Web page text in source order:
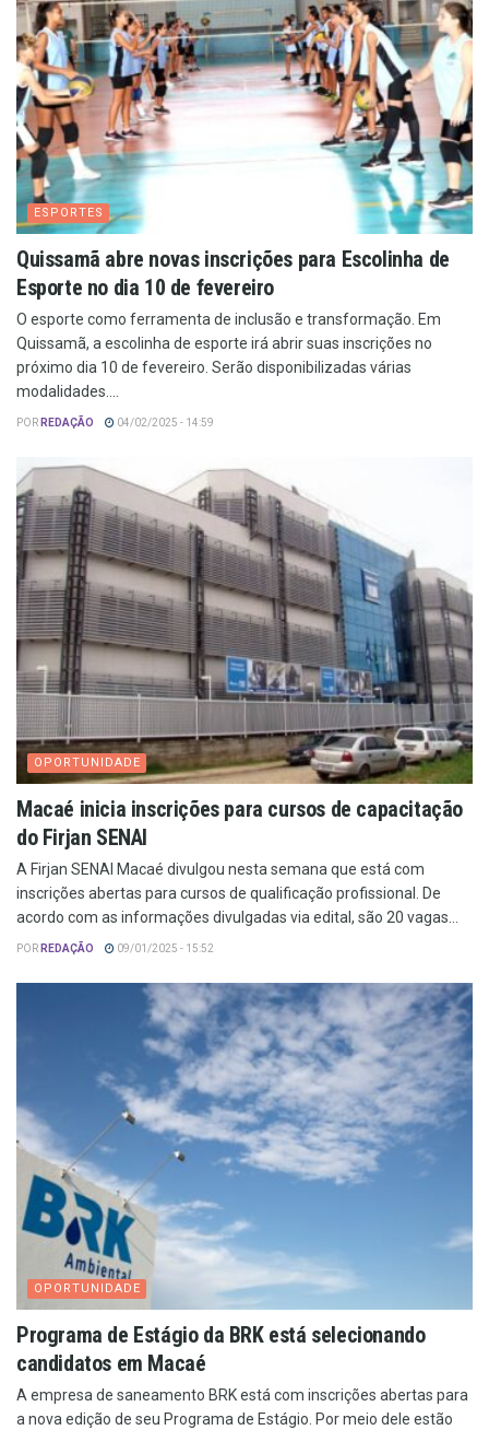
ESPORTES
Quissamã abre novas inscrições para Escolinha de
Esporte no dia 10 de fevereiro
O esporte como ferramenta de inclusão e transformação. Em
Quissamã, a escolinha de esporte irá abrir suas inscrições no
próximo dia 10 de fevereiro. Serão disponibilizadas várias
modalidades....
POR REDAÇÃO 04/02/2025 - 14:59
OPORTUNIDADE
Macaé inicia inscrições para cursos de capacitação
do Firjan SENAI
A Firjan SENAI Macaé divulgou nesta semana que está com
inscrições abertas para cursos de qualificação profissional. De
acordo com as informações divulgadas via edital, são 20 vagas...
POR REDAÇÃO 09/01/2025 - 15:52
OPORTUNIDADE
Programa de Estágio da BRK está selecionando
candidatos em Macaé
A empresa de saneamento BRK está com inscrições abertas para
a nova edição de seu Programa de Estágio. Por meio dele estão